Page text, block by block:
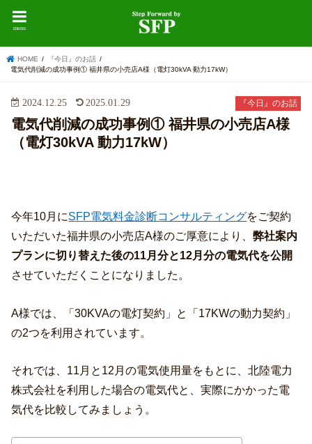
menu
HOME
『今日』のお話
電気代削減の成功事例① 福井県の小売店A様（電灯30kVA 動力17kW）
『今日』のお話
2024.12.25 2025.01.29
電気代削減の成功事例① 福井県の小売店A様
（電灯30kVA 動力17kW）
今年10月にSFP電気料金診断コンサルティングをご契約
いただいた福井県の小売店A様のご厚意により、弊社案内
プランに切り替えた後の11月分と12月分の電気代を公開
させていただくことになりました。
A様では、「30KVAの電灯契約」と「17KWの動力契約」
の2つを利用されています。
それでは、11月と12月の電気使用量をもとに、北陸電力
株式会社を利用した場合の電気代と、実際にかかった電
気代を比較してみましょう。